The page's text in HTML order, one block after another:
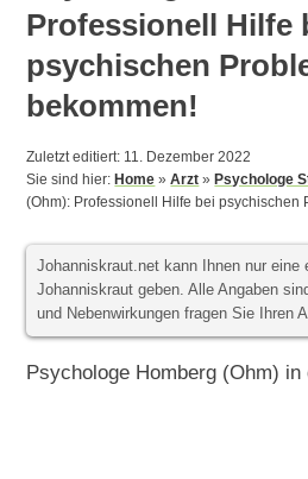
Professionell Hilfe
psychischen
bekommen!
Zuletzt editiert: 11. Dezember 2022
Sie sind hier:Home »Arzt »Psychologe
(Ohm): Professionell Hilfe bei psychischen
Johanniskraut.net kann Ihnen nur eine
Johanniskraut geben. Alle Angaben
und Nebenwirkungen fragen Sie Ihren
Psychologe Homberg (Ohm) in